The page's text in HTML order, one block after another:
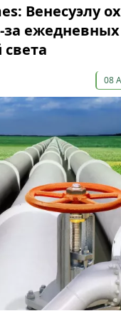
Венесуэлу
за ежедневных
08